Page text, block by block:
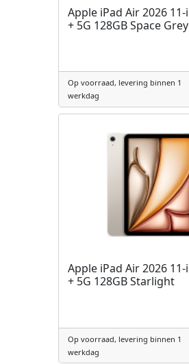
Apple iPad Air 2026 11-
+ 5G 128GB Space Grey
Op voorraad, levering binnen 1
werkdag
Apple iPad Air 2026 11-
+ 5G 128GB Starlight
Op voorraad, levering binnen 1
werkdag